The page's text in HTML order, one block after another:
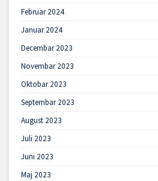
Februar 2024
Januar 2024
Decembar 2023
Novembar 2023
Oktobar 2023
Septembar 2023
August 2023
Juli 2023
Juni 2023
Maj 2023